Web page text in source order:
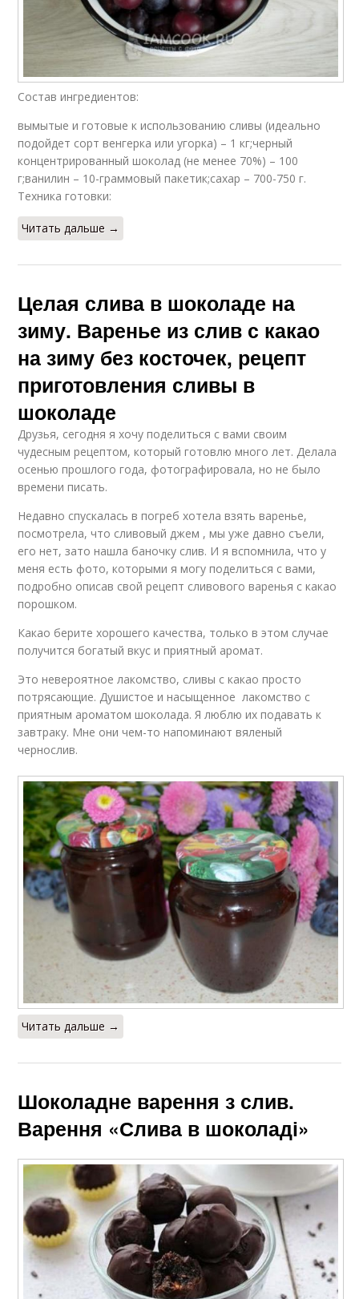
Состав ингредиентов:
вымытые и готовые к использованию сливы (идеально
подойдет сорт венгерка или угорка) – 1 кг;черный
концентрированный шоколад (не менее 70%) – 100
г;ванилин – 10-граммовый пакетик;сахар – 700-750 г.
Техника готовки:
Читать дальше →
Целая слива в шоколаде на
зиму. Варенье из слив с какао
на зиму без косточек, рецепт
приготовления сливы в
шоколаде
Друзья, сегодня я хочу поделиться с вами своим
чудесным рецептом, который готовлю много лет. Делала
осенью прошлого года, фотографировала, но не было
времени писать.
Недавно спускалась в погреб хотела взять варенье,
посмотрела, что сливовый джем , мы уже давно съели,
его нет, зато нашла баночку слив. И я вспомнила, что у
меня есть фото, которыми я могу поделиться с вами,
подробно описав свой рецепт сливового варенья с какао
порошком.
Какао берите хорошего качества, только в этом случае
получится богатый вкус и приятный аромат.
Это невероятное лакомство, сливы с какао просто
потрясающие. Душистое и насыщенное лакомство с
приятным ароматом шоколада. Я люблю их подавать к
завтраку. Мне они чем-то напоминают вяленый
чернослив.
Читать дальше →
Шоколадне варення з слив.
Варення «Слива в шоколаді»